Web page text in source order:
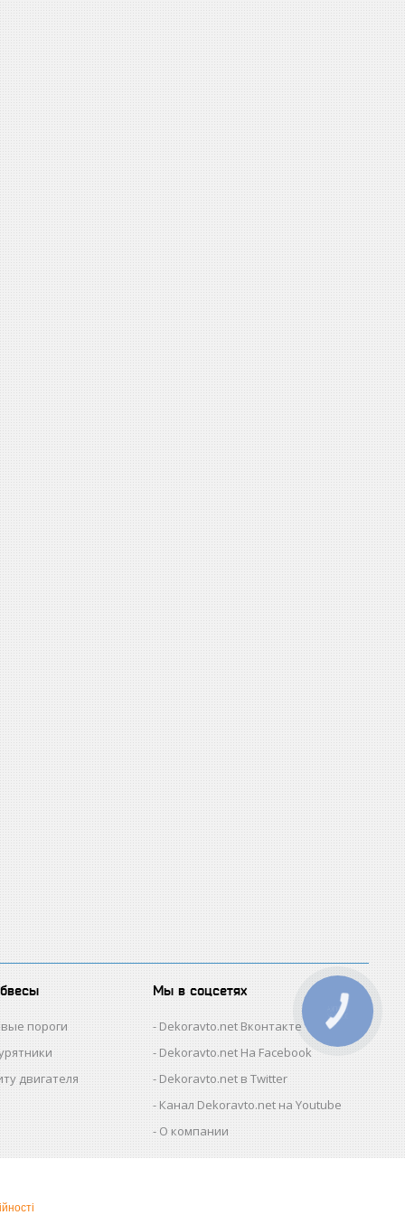
пороги
двигателя
Мы в соцсетях
Dekoravto.net Вконтакте
Dekoravto.net На Facebook
Dekoravto.net в Twitter
Канал Dekoravto.net на Youtube
О компании
КНОПКА
ЗВ'ЯЗКУ